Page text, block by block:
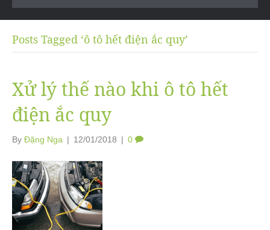
Posts Tagged ‘ô tô hết điện ắc quy’
Xử lý thế nào khi ô tô hết
điện ắc quy
By Đặng Nga | 12/01/2018 | 0